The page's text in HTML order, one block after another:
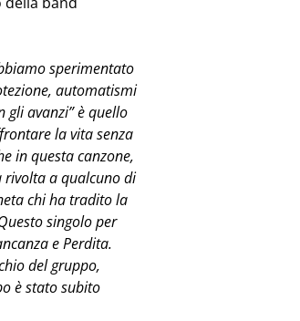
sperimentato
automatismi
gli avanzi” è quello
la vita senza
in questa canzone,
rivolta a qualcuno di
chi ha tradito la
singolo per
e Perdita.
del gruppo,
è stato subito